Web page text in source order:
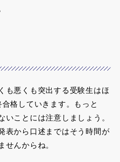
も悪くも突出する受験生はほ
格していきます。もっと
いことには注意しましょう。
表から口述まではそう時間が
んからね。